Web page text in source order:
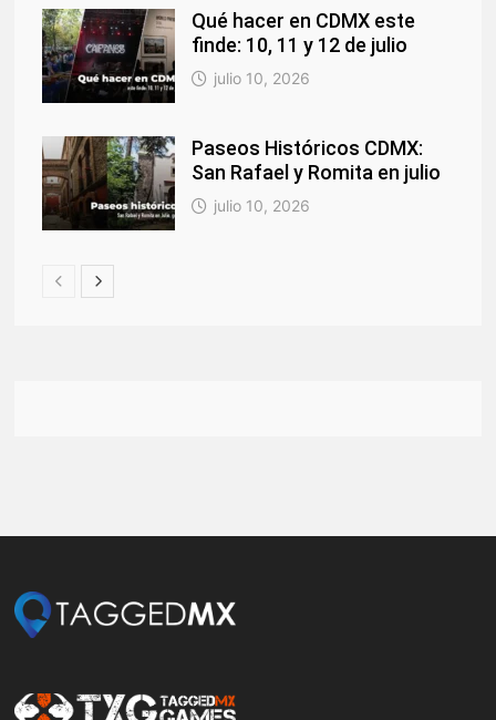
Qué hacer en CDMX este
finde: 10, 11 y 12 de julio
julio 10, 2026
Paseos Históricos CDMX:
San Rafael y Romita en julio
julio 10, 2026